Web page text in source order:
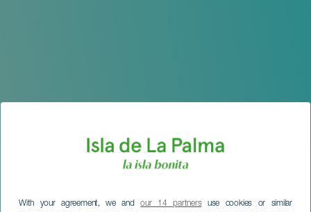
With your agreement, we andour 14 partnersuse cookies or similar